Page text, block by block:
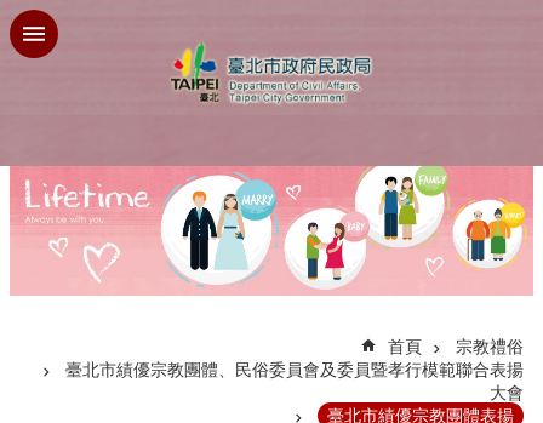
跳到主要內容區塊
首頁
宗教禮俗
臺北市績優宗教團體、民俗委員會及委員暨孝行模範聯合表揚
大會
臺北市績優宗教團體表揚